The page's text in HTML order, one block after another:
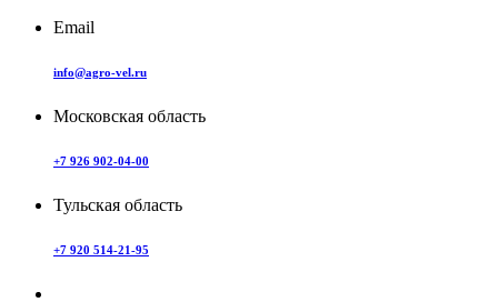
Email
info@agro-vel.ru
Московская область
+7 926 902-04-00
Тульская область
+7 920 514-21-95